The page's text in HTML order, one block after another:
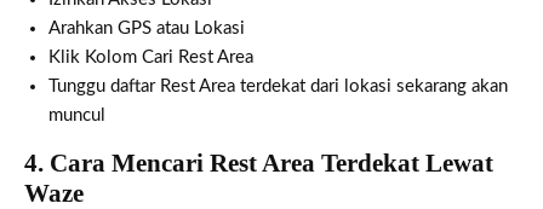
Arahkan GPS atau Lokasi
Klik Kolom Cari Rest Area
Tunggu daftar Rest Area terdekat dari lokasi sekarang akan
muncul
4. Cara Mencari Rest Area Terdekat Lewat
Waze